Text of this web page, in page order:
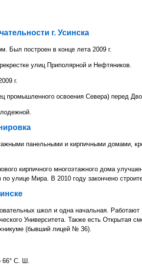
г. Усинска
Был построен в конце лета 2009 г.
улиц Приполярной и Нефтяников.
г.
промышленного освоения Севера) перед
панельными и кирпичными домами,
кирпичного многоэтажного дома
улице Мира. В 2010 году закончено
школ и одна начальная.
Университета. Также есть
(бывший лицей № 36).
66° С. Ш.